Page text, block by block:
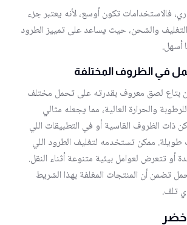
فالاستخدامات تكون أوسع، لأنه يعتبر جزء
والشحن، حيث يساعد على تمييز الطرود
أسهل.
في الظروف المختلفة
بتاع لصق معروف بقدرته على تحمل مختلف
والحرارة العالية، مما يجعله مثالي
ذات الظروف القاسية أو في التطبيقات اللي
طويلة. ممكن تستخدمه لتغليف الطرود اللي
أو تتعرض لعوامل بيئية متنوعة أثناء النقل.
تضمن أن المنتجات المغلفة بهذا الشريط
تلف.